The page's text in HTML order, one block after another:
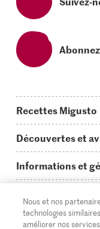
Recettes Migusto
Idées de menus
Plats principaux
Simple & vite prêt
Découvertes et
On en parle...
Tutoriels
Informations et
Questions
Cuisiner avec
Supermarché
Nous et nos
technologies
améliorer nos